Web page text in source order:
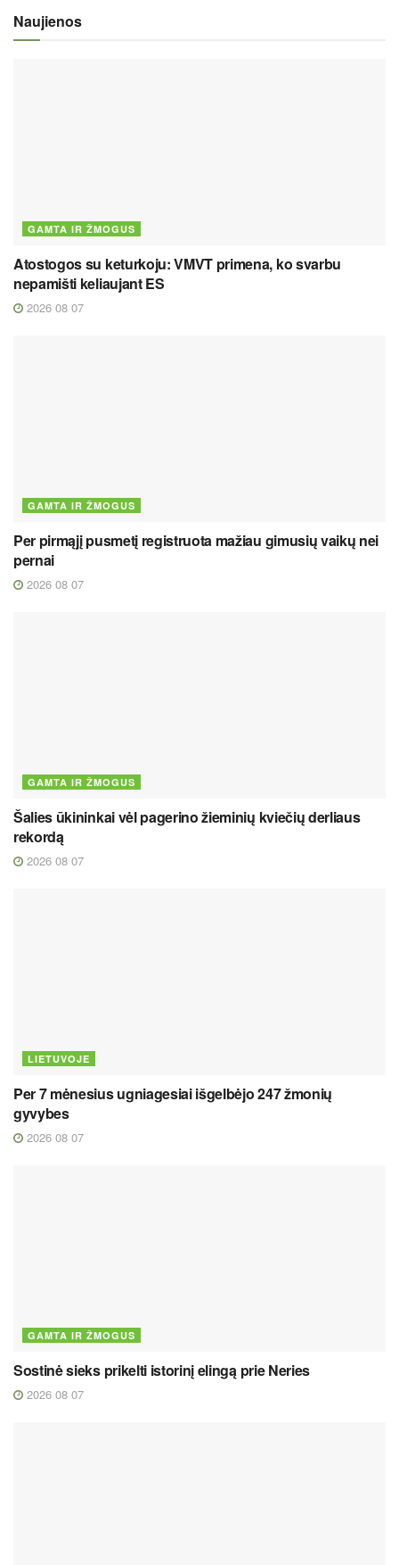
Naujienos
GAMTA IR ŽMOGUS
Atostogos su keturkoju: VMVT primena, ko svarbu
nepamišti keliaujant ES
2026 08 07
GAMTA IR ŽMOGUS
Per pirmąjį pusmetį registruota mažiau gimusių vaikų nei
pernai
2026 08 07
GAMTA IR ŽMOGUS
Šalies ūkininkai vėl pagerino žieminių kviečių derliaus
rekordą
2026 08 07
LIETUVOJE
Per 7 mėnesius ugniagesiai išgelbėjo 247 žmonių
gyvybes
2026 08 07
GAMTA IR ŽMOGUS
Sostinė sieks prikelti istorinį elingą prie Neries
2026 08 07